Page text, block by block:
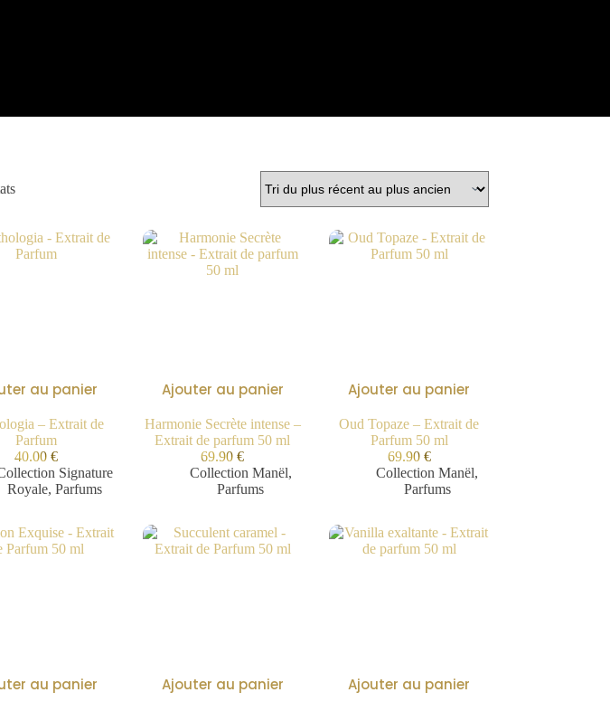
au panier
– Extrait de
Parfum
40.00€
Signature
Royale, Parfums
Ajouter au panier
Harmonie Secrète intense –
Extrait de parfum 50 ml
69.90€
Collection Manël,
Parfums
Ajouter au panier
Oud Topaze – Extrait de
Parfum 50 ml
69.90 €
Collection Manël,
Parfums
au panier Ajouter au panier Ajouter au panier